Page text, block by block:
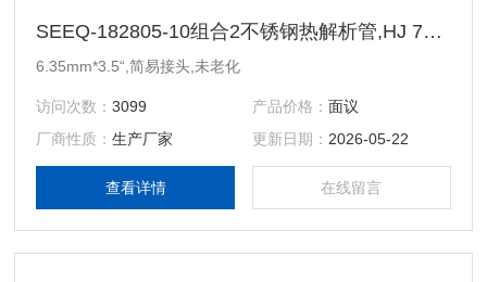
SEEQ-182805-10组合2不锈钢热解析管,HJ 734-2014
6.35mm*3.5“,简易接头,未老化
访问次数：3099 产品价格： 面议
厂商性质：生产厂家 更新日期： 2026-05-22
查看详情 在线留言